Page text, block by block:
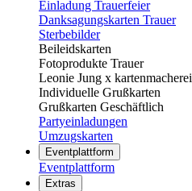
Einladung Trauerfeier
Danksagungskarten Trauer
Sterbebilder
Beileidskarten
Fotoprodukte Trauer
Leonie Jung x kartenmacherei
Individuelle Grußkarten
Grußkarten Geschäftlich
Partyeinladungen
Umzugskarten
Eventplattform
Eventplattform
Extras